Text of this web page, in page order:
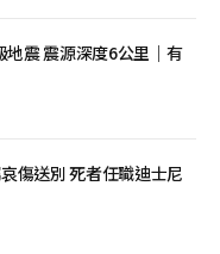
震 震源深度6公里｜有
傷送別 死者任職迪士尼